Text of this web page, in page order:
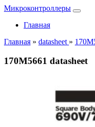
Микроконтроллеры
Главная
Главная » datasheet »
170M5661 datasheet